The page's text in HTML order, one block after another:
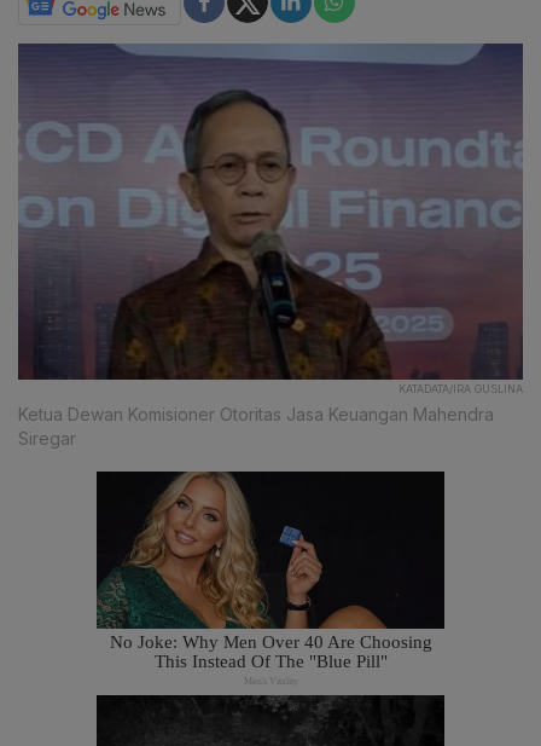
KATADATA/IRA GUSLINA
Ketua Dewan Komisioner Otoritas Jasa Keuangan Mahendra
Siregar